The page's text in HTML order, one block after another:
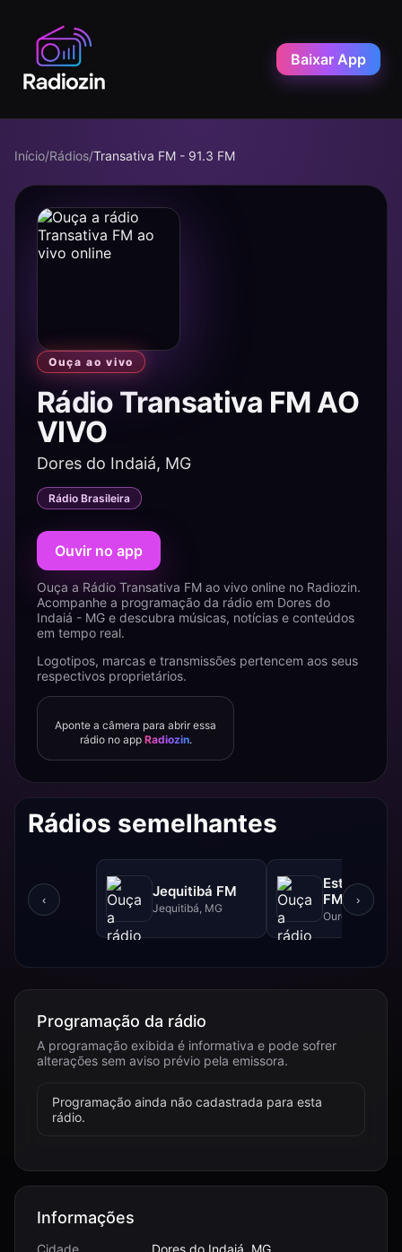
Baixar App
Início/Rádios/Transativa FM - 91.3 FM
Ouça ao vivo
Rádio Transativa FM AO
VIVO
Dores do Indaiá, MG
Rádio Brasileira
Ouvir no app
Ouça a Rádio Transativa FM ao vivo online no Radiozin.
Acompanhe a programação da rádio em Dores do
Indaiá - MG e descubra músicas, notícias e conteúdos
em tempo real.
Logotipos, marcas e transmissões pertencem aos seus
respectivos proprietários.
Aponte a câmera para abrir essa
rádio no app Radiozin.
Rádios semelhantes
‹
Jequitibá FM
Jequitibá, MG
Estrada
FM - 102.5
Ouro Branco,
›
Programação da rádio
A programação exibida é informativa e pode sofrer
alterações sem aviso prévio pela emissora.
Programação ainda não cadastrada para esta
rádio.
Informações
Cidade
Dores do Indaiá, MG